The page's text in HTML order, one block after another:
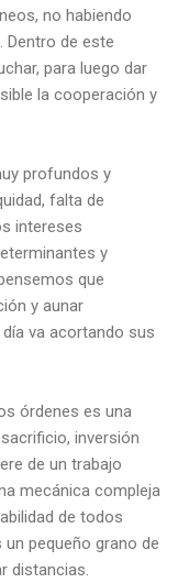
no habiendo
Dentro de este
para luego dar
la cooperación y
profundos y
falta de
intereses
y
que
y aunar
va acortando sus
órdenes es una
inversión
de un trabajo
mecánica compleja
de todos
pequeño grano de
distancias.